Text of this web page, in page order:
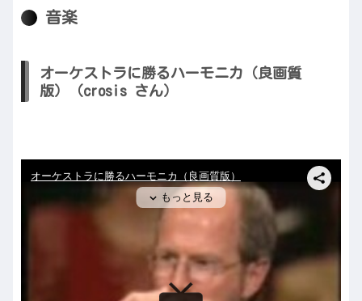
音楽
オーケストラに勝るハーモニカ（良画質
版）（crosis さん）